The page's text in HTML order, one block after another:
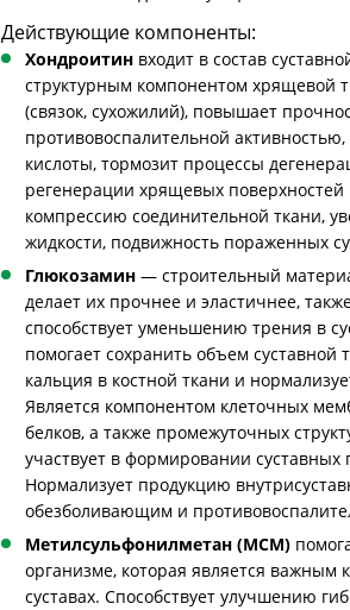
Действующие компоненты:
Хондроитин входит в состав
структурным компонентом хрящевой
(связок, сухожилий), повышает
противовоспалительной
кислоты, тормозит процессы
регенерации хрящевых
компрессию соединительной ткани,
жидкости, подвижность пораженных
Глюкозамин — строительный
делает их прочнее и эластичнее,
способствует уменьшению трения в
помогает сохранить объем
кальция в костной ткани и
Является компонентом клеточных
белков, а также промежуточных
участвует в формировании суставных
Нормализует продукцию
обезболивающим и
Метилсульфонилметан (МСМ)
организме, которая является важным
суставах. Способствует улучшению